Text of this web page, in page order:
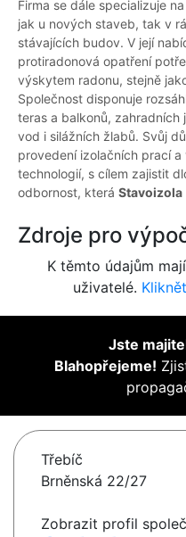
Firma se dále specializuje
jak u nových staveb, tak v
stávajících budov. V její
protiradonová opatření
výskytem radonu, stejně
Společnost disponuje
teras a balkonů,
vod i silážních žlabů. Svůj
provedení izolačních prací
technologií, s cílem zajistit
odbornost, která Stavoizola
Zdroje pro
K těmto údajům
uživatelé.
Jste
Blahopřejeme!
Třebíč
Brněnská 22/27
Zobrazit profil